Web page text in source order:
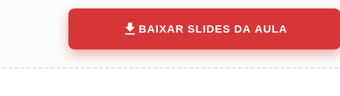
BAIXAR SLIDES DA AULA